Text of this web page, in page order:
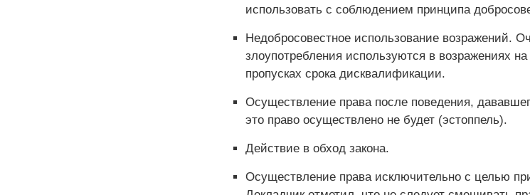
использовать с соблюдением принципа
Недобросовестное использование возражений.
злоупотребления используются в возражениях
пропусках срока дисквалификации.
Осуществление права после поведения,
это право осуществлено не будет (эстоппель).
Действие в обход закона.
Осуществление права исключительно с целью